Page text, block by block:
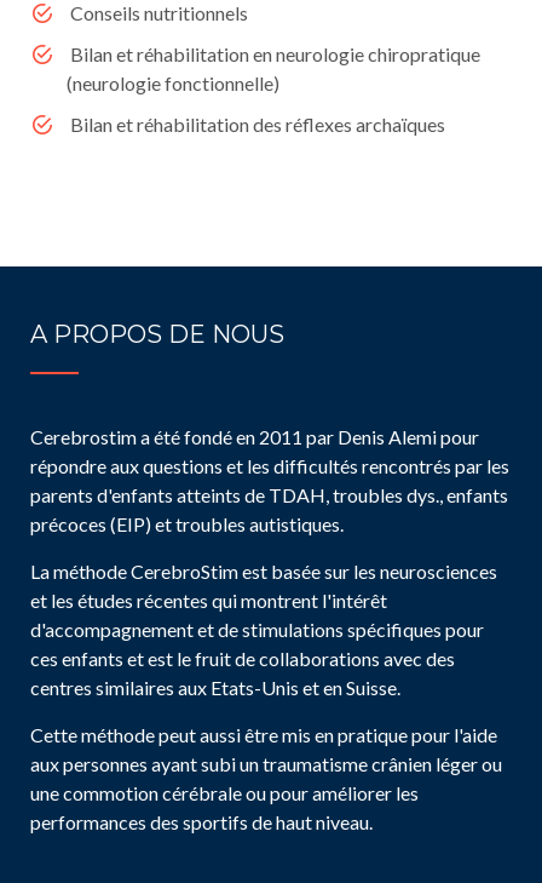
Conseils nutritionnels
Bilan et réhabilitation en neurologie chiropratique
(neurologie fonctionnelle)
Bilan et réhabilitation des réflexes archaïques
A PROPOS DE NOUS
Cerebrostim a été fondé en 2011 par Denis Alemi pour
répondre aux questions et les difficultés rencontrés par les
parents d'enfants atteints de TDAH, troubles dys., enfants
précoces (EIP) et troubles autistiques.
La méthode CerebroStim est basée sur les neurosciences
et les études récentes qui montrent l'intérêt
d'accompagnement et de stimulations spécifiques pour
ces enfants et est le fruit de collaborations avec des
centres similaires aux Etats-Unis et en Suisse.
Cette méthode peut aussi être mis en pratique pour l'aide
aux personnes ayant subi un traumatisme crânien léger ou
une commotion cérébrale ou pour améliorer les
performances des sportifs de haut niveau.